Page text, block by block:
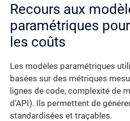
Recours aux
paramétriques
les coûts
Les modèles paramétriques
basées sur des métriques
lignes de code, complexité de
d’API). Ils permettent de
standardisées et traçables.